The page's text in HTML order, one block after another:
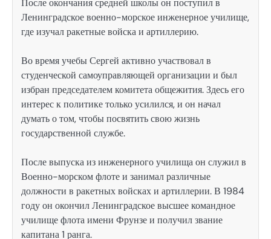
После окончания средней школы он поступил в
Ленинградское военно-морское инженерное училище,
где изучал ракетные войска и артиллерию.
Во время учебы Сергей активно участвовал в
студенческой самоуправляющей организации и был
избран председателем комитета общежития. Здесь его
интерес к политике только усилился, и он начал
думать о том, чтобы посвятить свою жизнь
государственной службе.
После выпуска из инженерного училища он служил в
Военно-морском флоте и занимал различные
должности в ракетных войсках и артиллерии. В 1984
году он окончил Ленинградское высшее командное
училище флота имени Фрунзе и получил звание
капитана 1 ранга.